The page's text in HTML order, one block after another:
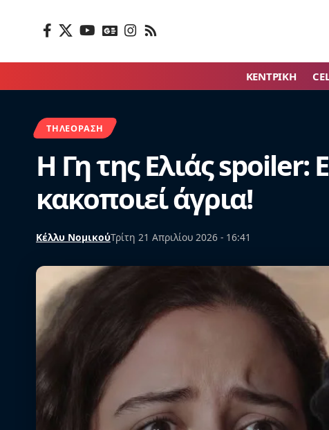
ΚΕΝΤΡΙΚΗ
ΤΗΛΕΌΡΑΣΗ
Η Γη της Ελιάς spoiler:
κακοποιεί άγρια!
Κέλλυ ΝομικούΤρίτη 21 Απριλίου 2026 - 16:41